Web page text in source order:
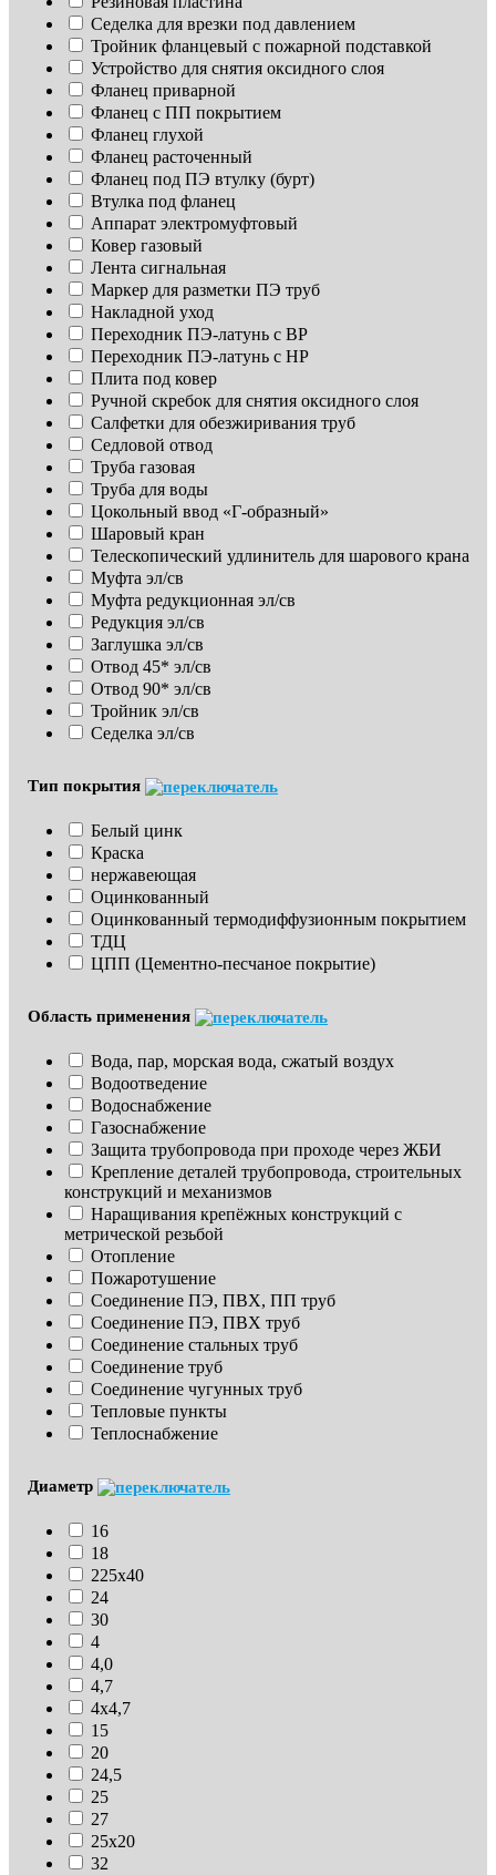
Седелка для врезки под давлением
Тройник фланцевый с пожарной подставкой
Устройство для снятия оксидного слоя
Фланец приварной
Фланец с ПП покрытием
Фланец глухой
Фланец расточенный
Фланец под ПЭ втулку (бурт)
Втулка под фланец
Аппарат электромуфтовый
Ковер газовый
Лента сигнальная
Маркер для разметки ПЭ труб
Накладной уход
Переходник ПЭ-латунь с ВР
Переходник ПЭ-латунь с НР
Плита под ковер
Ручной скребок для снятия оксидного слоя
Салфетки для обезжиривания труб
Седловой отвод
Труба газовая
Труба для воды
Цокольный ввод «Г-образный»
Шаровый кран
Телескопический удлинитель для шарового крана
Муфта эл/св
Муфта редукционная эл/св
Редукция эл/св
Заглушка эл/св
Отвод 45* эл/св
Отвод 90* эл/св
Тройник эл/св
Седелка эл/св
Тип покрытия
Белый цинк
Краска
нержавеющая
Оцинкованный
Оцинкованный термодиффузионным покрытием
ТДЦ
ЦПП (Цементно-песчаное покрытие)
Область применения
Вода, пар, морская вода, сжатый воздух
Водоотведение
Водоснабжение
Газоснабжение
Защита трубопровода при проходе через ЖБИ
Крепление деталей трубопровода, строительных
конструкций и механизмов
Наращивания крепёжных конструкций с
метрической резьбой
Отопление
Пожаротушение
Соединение ПЭ, ПВХ, ПП труб
Соединение ПЭ, ПВХ труб
Соединение стальных труб
Соединение труб
Соединение чугунных труб
Тепловые пункты
Теплоснабжение
Диаметр
16
18
225х40
24
30
4
4,0
4,7
4х4,7
15
20
24,5
25
27
25х20
32